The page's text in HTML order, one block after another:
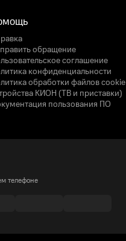
обращение
соглашение
конфиденциальности
обработки файлов cookie
КИОН (ТВ и приставки)
пользования ПО
телефоне